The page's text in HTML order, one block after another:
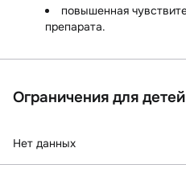
повышенная
препарата.
Ограничения для детей
Нет данных